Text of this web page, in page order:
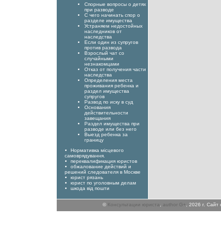
Спорные вопросы о детях
при разводе
С чего начинать спор о
разделе имущества
Устраняем недостойных
наследников от
наследства
Если один из супругов
против развода
Взрослый чат со
случайными
незнакомцами
Отказ от получения части
наследства
Определения места
проживания ребенка и
раздел имущества
супругов
Развод по иску в суд
Основания
действительности
завещания
Раздел имущества при
разводе или без него
Выезд ребенка за
границу
Нормативка місцевого
самоврядування.
переквалификация юристов
обжалование действий и
решений следователя в Москве
юрист рязань
юрист по уголовным делам
шкода від пошти
© Консультации юриста author G+ , 2026 г.